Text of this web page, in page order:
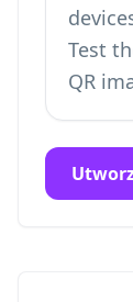
Test
QR